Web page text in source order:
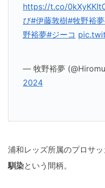
https://t.co/
び#伊藤敦樹#牧野裕夢
野裕夢#ジーコ
— 牧野裕夢
2024
浦和レッズ所属のプロサッ
馴染という間柄。